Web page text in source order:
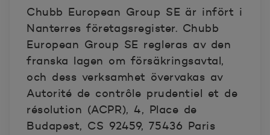
Chubb European Group SE är infört i
Nanterres företagsregister. Chubb
European Group SE regleras av den
franska lagen om försäkringsavtal,
och dess verksamhet övervakas av
Autorité de contrôle prudentiel et de
résolution (ACPR), 4, Place de
Budapest, CS 92459, 75436 Paris